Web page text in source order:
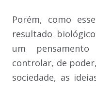
Porém, como
resultado
um
controlar, de
sociedade, as